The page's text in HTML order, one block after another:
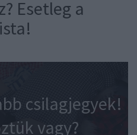
Esetleg a
csilagjegyek!
vagy?